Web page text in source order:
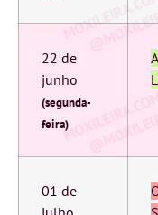
22 de
junho
(segunda-
feira)
01 de